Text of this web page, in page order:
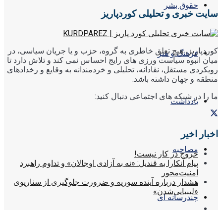
حقوق بشر
فرهنگ و هنر
یادداشت
مصاحبه
چندرسانه ای
سایت خبری و تحلیلی کوردپاریز
کوردپاریز، هیچ تعلق خاطری به گروه، حزب و یا جریان سیاسی، در
میان انبوه سیاست ورزی های رایج احساس نمی کند و تلاش دارد تا
رویکردی مستقل، نقادانه، تحلیلی و خردمندانه به وقایع و رخدادهای
منطقه و جهان داشته باشد.
ما را در شبکه های اجتماعی دنبال کنید:
اخبار اخیر
خروج در کار نیست!
پیام آنکارا به قندیل: «نه به آزادی اوجالان» و تداوم راهبرد
امنیت‌محور
هشدار درباره آینده سوریه و ضرورت جلوگیری از سناریوی
«لیبیایی‌شدن»